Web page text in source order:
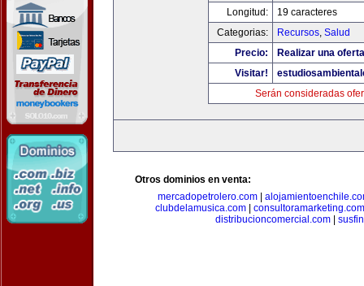
Longitud:
19 caracteres
Categorias:
Recursos, Salud
Precio:
Realizar una
Visitar!
Serán consideradas
Otros dominios en venta:
mercadopetrolero.com|
clubdelamusica.com
consultoramarketing.com
distribucioncomercial.com